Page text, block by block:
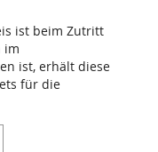
ist beim Zutritt
im
ist, erhält diese
für die